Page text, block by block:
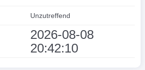
Unzutreffend
2026-08-08
20:42:10